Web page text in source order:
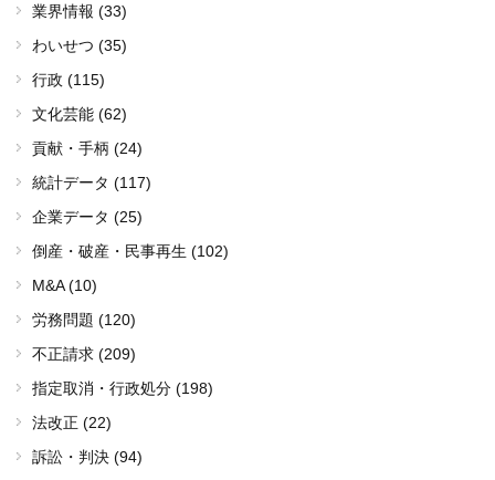
業界情報 (33)
わいせつ (35)
行政 (115)
文化芸能 (62)
貢献・手柄 (24)
統計データ (117)
企業データ (25)
倒産・破産・民事再生 (102)
M&A (10)
労務問題 (120)
不正請求 (209)
指定取消・行政処分 (198)
法改正 (22)
訴訟・判決 (94)